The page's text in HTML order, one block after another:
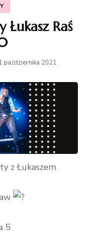
Raś
października 2021
z Łukaszem
5